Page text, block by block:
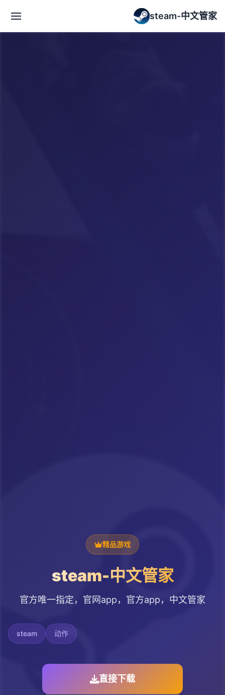
steam-中文管家
精品游戏
steam-中文管家
官方唯一指定，官网app，官方app，中文管家
steam 动作
直接下载